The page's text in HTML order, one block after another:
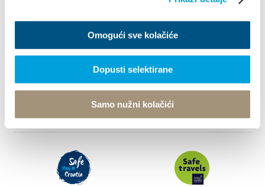
Omogući sve kolačiće
Dopusti selektirane
Samo nužni kolačići
Turistički ured
Cookie-Richtlinie
Design by:Signed Design